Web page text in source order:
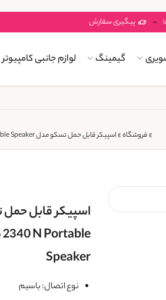
پیگیری سفارش
گیمینگ لوازم جانبی کامپیوتر
»فروشگاه»اسپیکر قابل حمل تسکو مدل TS 2340 N TSCO TS 2340 N Portable Speaker
2340 N Portable
Speaker
نوع اتصال: باسیم